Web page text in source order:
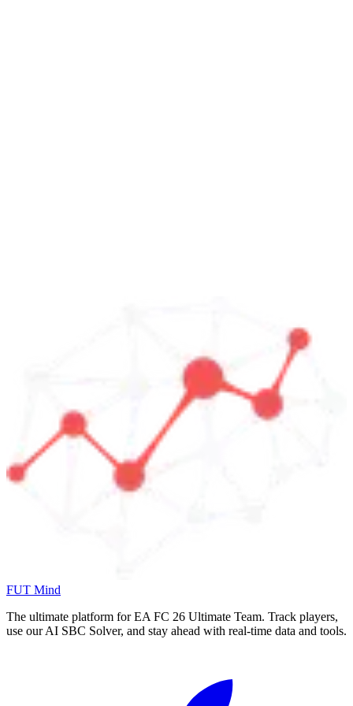
FUT Mind
The ultimate platform for EA FC 26 Ultimate Team. Track players,
use our AI SBC Solver, and stay ahead with real-time data and tools.